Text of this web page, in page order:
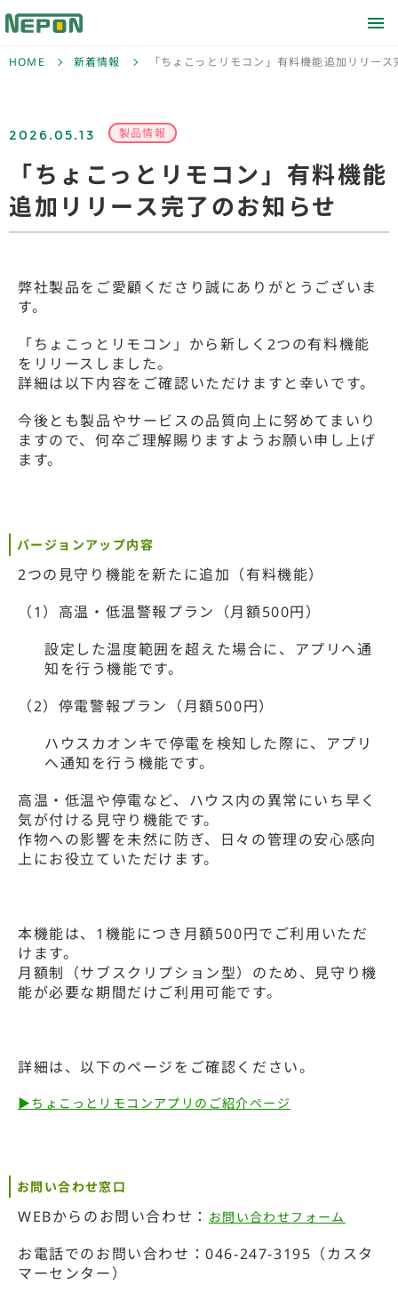
HOME 新着情報 「ちょこっとリモコン」有料機能追加リリー
2026.05.13 製品情報
「ちょこっとリモコン」有料機能
追加リリース完了のお知らせ
弊社製品をご愛顧くださり誠にありがとうございま
す。
「ちょこっとリモコン」から新しく2つの有料機能
をリリースしました。
詳細は以下内容をご確認いただけますと幸いです。
今後とも製品やサービスの品質向上に努めてまいり
ますので、何卒ご理解賜りますようお願い申し上げ
ます。
バージョンアップ内容
2つの見守り機能を新たに追加（有料機能）
（1）高温・低温警報プラン（月額500円）
設定した温度範囲を超えた場合に、アプリへ通
知を行う機能です。
（2）停電警報プラン（月額500円）
ハウスカオンキで停電を検知した際に、アプリ
へ通知を行う機能です。
高温・低温や停電など、ハウス内の異常にいち早く
気が付ける見守り機能です。
作物への影響を未然に防ぎ、日々の管理の安心感向
上にお役立ていただけます。
本機能は、1機能につき月額500円でご利用いただ
けます。
月額制（サブスクリプション型）のため、見守り機
能が必要な期間だけご利用可能です。
詳細は、以下のページをご確認ください。
▶ちょこっとリモコンアプリのご紹介ページ
お問い合わせ窓口
WEBからのお問い合わせ： お問い合わせフォーム
お電話でのお問い合わせ：046-247-3195（カスタ
マーセンター）